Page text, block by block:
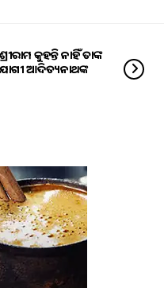
କୁହନ୍ତି ନାହିଁ ତାଙ୍କ
ଆଦିତ୍ୟନାଥଙ୍କ